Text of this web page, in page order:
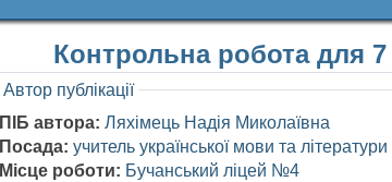
Контрольна робота для 7
Автор публікації
ПІБ автора: Ляхімець Надія Миколаївна
Посада: учитель української мови та літератури
Місце роботи: Бучанський ліцей №4